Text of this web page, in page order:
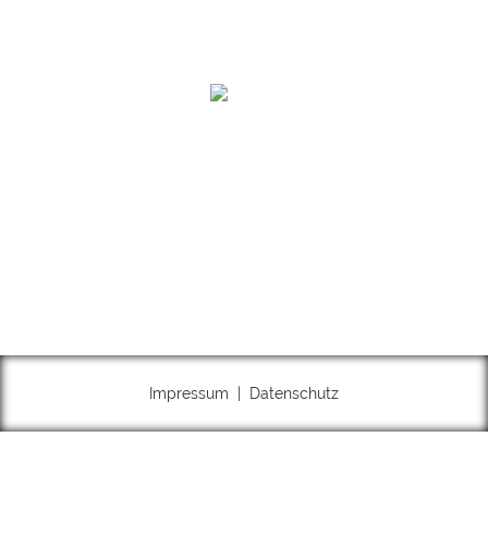
Impressum Datenschutz